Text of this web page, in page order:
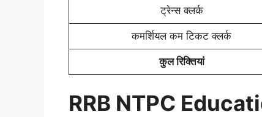
ट्रेन्स क्लर्क
कमर्शियल कम टिकट क्लर्क
कुल रिक्तियां
RRB NTPC